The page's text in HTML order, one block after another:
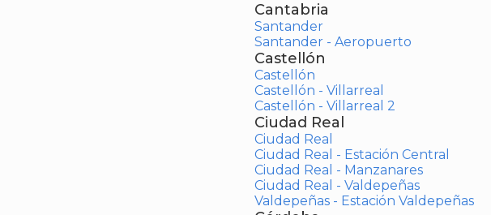
Cantabria
Santander
Santander - Aeropuerto
Castellón
Castellón
Castellón - Villarreal
Castellón - Villarreal 2
Ciudad Real
Ciudad Real
Ciudad Real - Estación Central
Ciudad Real - Manzanares
Ciudad Real - Valdepeñas
Valdepeñas - Estación Valdepeñas